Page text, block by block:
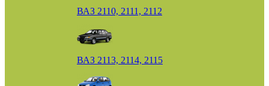
ВАЗ 2110, 2111, 2112
ВАЗ 2113, 2114, 2115